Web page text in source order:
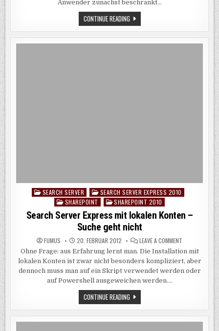
Anwender zunächst beschränkt…
CONTINUE READINGLISTEN
UND
BIBLIOTHEKEN
ALS
WEBPART
Posted
SEARCH SERVER
SEARCH SERVER EXPRESS 2010
SHAREPOINT
SHAREPOINT 2010
Search Server Express mit lokalen Konten –
Suche geht nicht
FUMUS 20. FEBRUAR 2012 LEAVE A COMMENT
SERVER
EXPRESS
MIT
LOKALEN
KONTEN
Ohne Frage: aus Erfahrung lernt man. Die Installation mit
lokalen Konten ist zwar nicht besonders kompliziert, aber
dennoch muss man auf ein Skript verwendet werden oder
auf Powershell ausgeweichen werden….
CONTINUE READINGSEARCH
SERVER
EXPRESS
MIT
LOKALEN